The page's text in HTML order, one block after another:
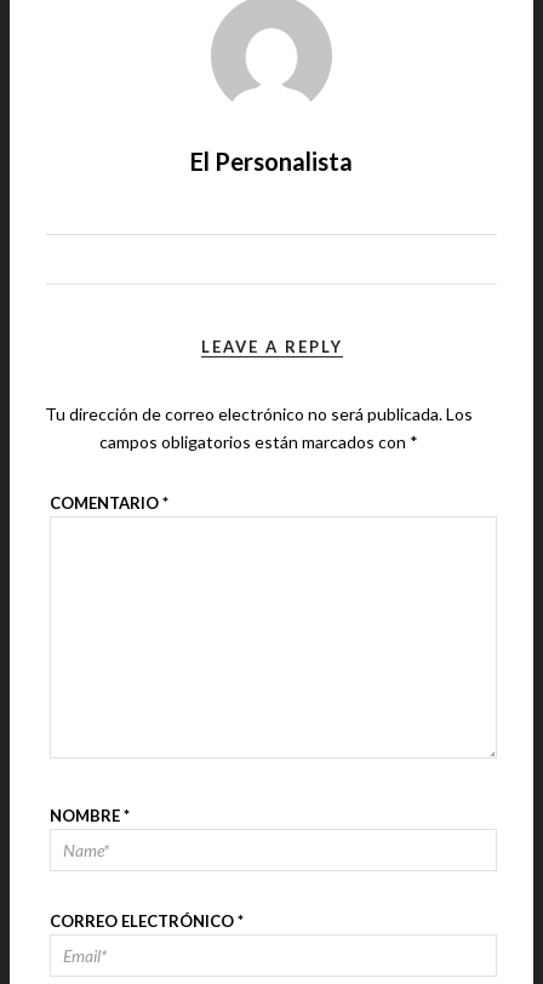
El Personalista
LEAVE A REPLY
Tu dirección de correo electrónico no será publicada.Los
campos obligatorios están marcados con *
COMENTARIO*
NOMBRE*
CORREO ELECTRÓNICO*